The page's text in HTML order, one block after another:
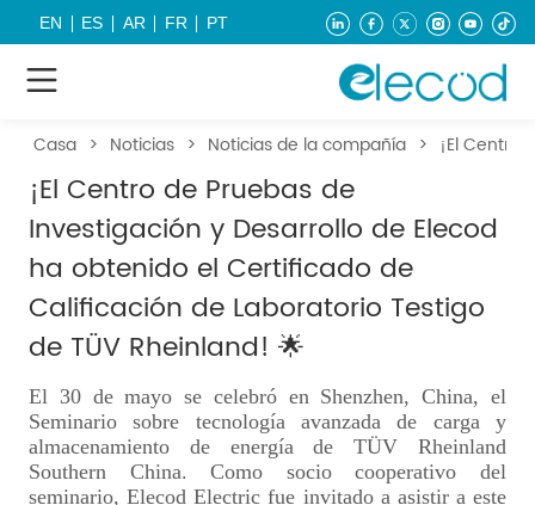
EN ES AR FR PT
Casa > Noticias > Noticias de la compañía > ¡El Centro
¡El Centro de Pruebas de
Investigación y Desarrollo de Elecod
ha obtenido el Certificado de
Calificación de Laboratorio Testigo
de TÜV Rheinland! 🌟